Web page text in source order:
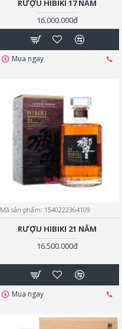
RƯỢU HIBIKI 17 NĂM
16.000.000đ
Mua ngay
Mã sản phẩm: 1540222364109
RƯỢU HIBIKI 21 NĂM
16.500.000đ
Mua ngay